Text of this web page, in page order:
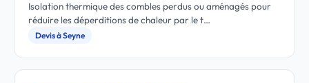
Isolation thermique des combles perdus ou aménagés pour
réduire les déperditions de chaleur par le t…
Devis à Seyne